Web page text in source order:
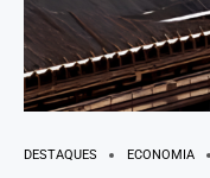
DESTAQUES ECONOMIA